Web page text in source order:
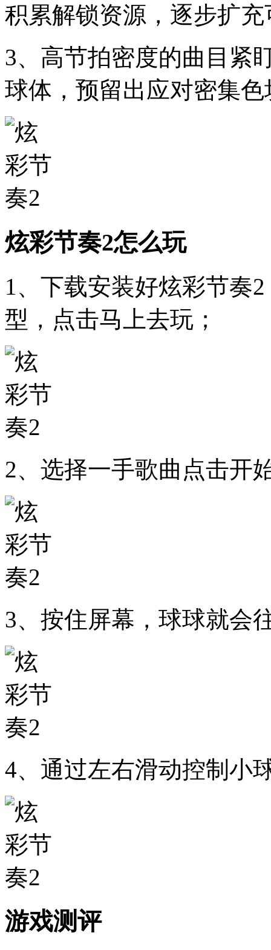
积累解锁资源，逐步扩
3、高节拍密度的曲目紧
球体，预留出应对密集
炫彩节奏2怎么玩
1、下载安装好炫彩节奏
型，点击马上去玩；
2、选择一手歌曲点击开
3、按住屏幕，球球就会
4、通过左右滑动控制小
游戏测评